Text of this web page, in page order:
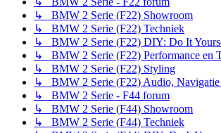
↳ BMW 2 Serie (F22) Showroom
↳ BMW 2 Serie (F22) Techniek
↳ BMW 2 Serie (F22) DIY: Do It
↳ BMW 2 Serie (F22) Performance en
↳ BMW 2 Serie (F22) Styling
↳ BMW 2 Serie (F22) Audio,
↳ BMW 2 Serie - F44 forum
↳ BMW 2 Serie (F44) Showroom
↳ BMW 2 Serie (F44) Techniek